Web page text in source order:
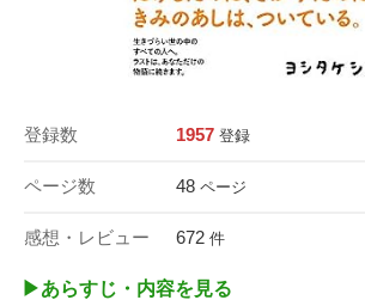
登録数 1957 登録
ページ数 48 ページ
感想・レビュー 672 件
▶︎あらすじ・内容を見る